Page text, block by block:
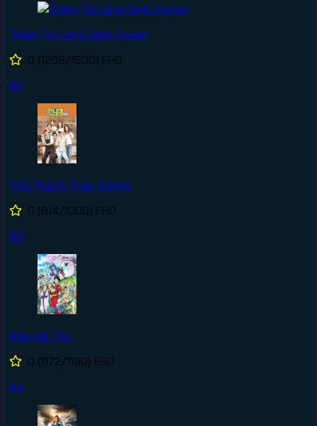
Thám Tử Lừng Danh Conan
0 (1209/1500) FHD
#2
Thử Thách Thần Tượng
0 (814/1000) FHD
#3
Đảo Hải Tặc
0 (1172/1190) FHD
#4